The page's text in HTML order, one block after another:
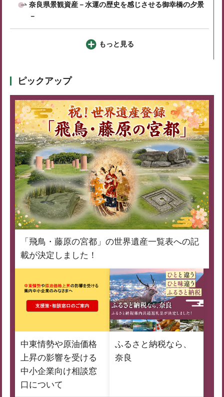
奈良県景観資産－水運の歴史を感じさせる御幸橋の夕景
－
もっと見る
ピックアップ
「飛鳥・藤原の宮都」の世界遺産一覧表への記
載が決定しました！
中東情勢や原油価格
上昇の影響を受ける
中小企業向け相談窓
口について
ふるさと納税なら、
奈良